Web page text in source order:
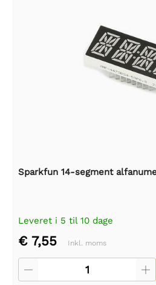
Sparkfun 14-segment
Leveret i 5 til 10 dage
€ 7,55 Inkl. moms